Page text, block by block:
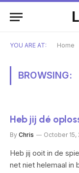
YOU ARE AT: Home
BROWSING:
Heb jij dé
By Chris October 15,
Heb jij ooit in de
net niet helemaal in